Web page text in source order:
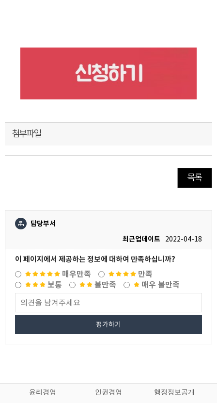
첨부파일
목록
담당부서
최근업데이트
2022-04-18
이 페이지에서 제공하는 정보에 대하여 만족하십니까?
매우만족
만족
보통
불만족 매우 불만족
평가하기
윤리경영 인권경영 행정정보공개